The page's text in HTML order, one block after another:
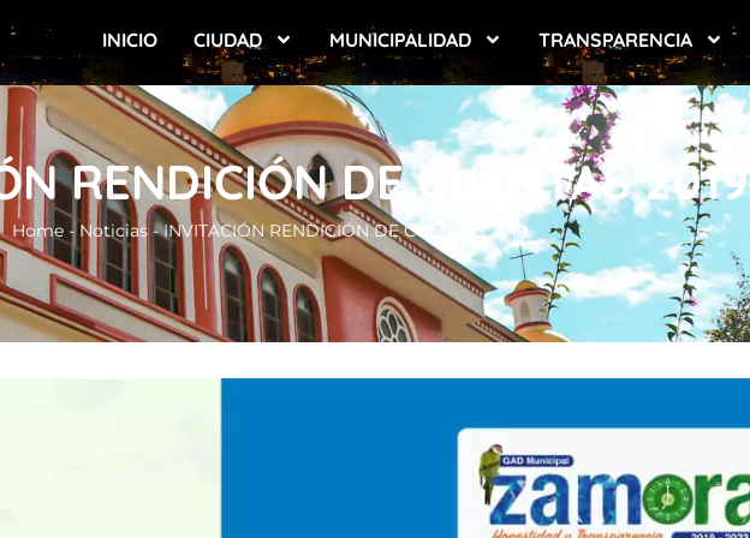
INICIO CIUDAD MUNICIPALIDAD TRANSPARENCIA
RENDICIÓN DE CUENTAS 2019
Home- Noticias-INVITACIÓN RENDICIÓN DE CUENTAS 2019